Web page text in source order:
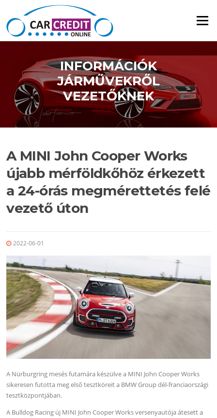
Ugrás a tartalomra
Menü
INFORMÁCIÓK
JÁRMŰVEKRŐL
VEZETŐKNEK
A MINI John Cooper Works
újabb mérföldkőhöz érkezett
a 24-órás megmérettetés felé
vezető úton
2022-06-01
A Nürburgring mesés futamára készülve a MINI John Cooper Works
sikeresen futotta meg első tesztköreit a BMW Group dél-franciaországi
tesztközpontjában.
A Bulldog Racing új MINI John Cooper Works versenyautója átesett a